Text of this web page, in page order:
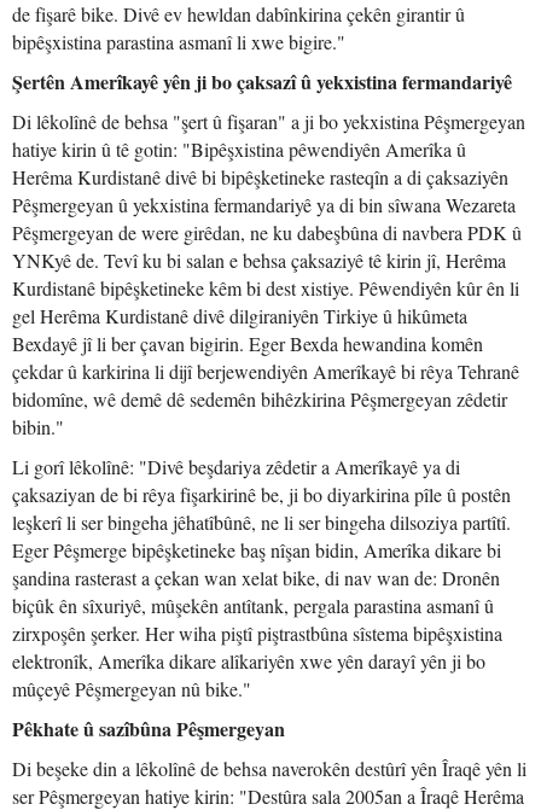
de fişarê bike. Divê ev hewldan dabînkirina çekên girantir û
bipêşxistina parastina asmanî li xwe bigire."
Şertên Amerîkayê yên ji bo çaksazî û yekxistina fermandariyê
Di lêkolînê de behsa "şert û fişaran" a ji bo yekxistina Pêşmergeyan
hatiye kirin û tê gotin: "Bipêşxistina pêwendiyên Amerîka û
Herêma Kurdistanê divê bi bipêşketineke rasteqîn a di çaksaziyên
Pêşmergeyan û yekxistina fermandariyê ya di bin sîwana Wezareta
Pêşmergeyan de were girêdan, ne ku dabeşbûna di navbera PDK û
YNKyê de. Tevî ku bi salan e behsa çaksaziyê tê kirin jî, Herêma
Kurdistanê bipêşketineke kêm bi dest xistiye. Pêwendiyên kûr ên li
gel Herêma Kurdistanê divê dilgiraniyên Tirkiye û hikûmeta
Bexdayê jî li ber çavan bigirin. Eger Bexda hewandina komên
çekdar û karkirina li dijî berjewendiyên Amerîkayê bi rêya Tehranê
bidomîne, wê demê dê sedemên bihêzkirina Pêşmergeyan zêdetir
bibin."
Li gorî lêkolînê: "Divê beşdariya zêdetir a Amerîkayê ya di
çaksaziyan de bi rêya fişarkirinê be, ji bo diyarkirina pîle û postên
leşkerî li ser bingeha jêhatîbûnê, ne li ser bingeha dilsoziya partîtî.
Eger Pêşmerge bipêşketineke baş nîşan bidin, Amerîka dikare bi
şandina rasterast a çekan wan xelat bike, di nav wan de: Dronên
biçûk ên sîxuriyê, mûşekên antîtank, pergala parastina asmanî û
zirxpoşên şerker. Her wiha piştî piştrastbûna sîstema bipêşxistina
elektronîk, Amerîka dikare alîkariyên xwe yên darayî yên ji bo
mûçeyê Pêşmergeyan nû bike."
Pêkhate û sazîbûna Pêşmergeyan
Di beşeke din a lêkolînê de behsa naverokên destûrî yên Îraqê yên li
ser Pêşmergeyan hatiye kirin: "Destûra sala 2005an a Îraqê Herêma